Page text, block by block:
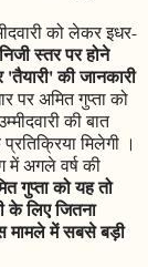
को लेकर इधर-
स्तर पर होने
की जानकारी
पर अमित गुप्ता को
की बात
मिलेगी ।
में अगले वर्ष की
गुप्ता को यह तो
के लिए जितना
में सबसे बड़ी